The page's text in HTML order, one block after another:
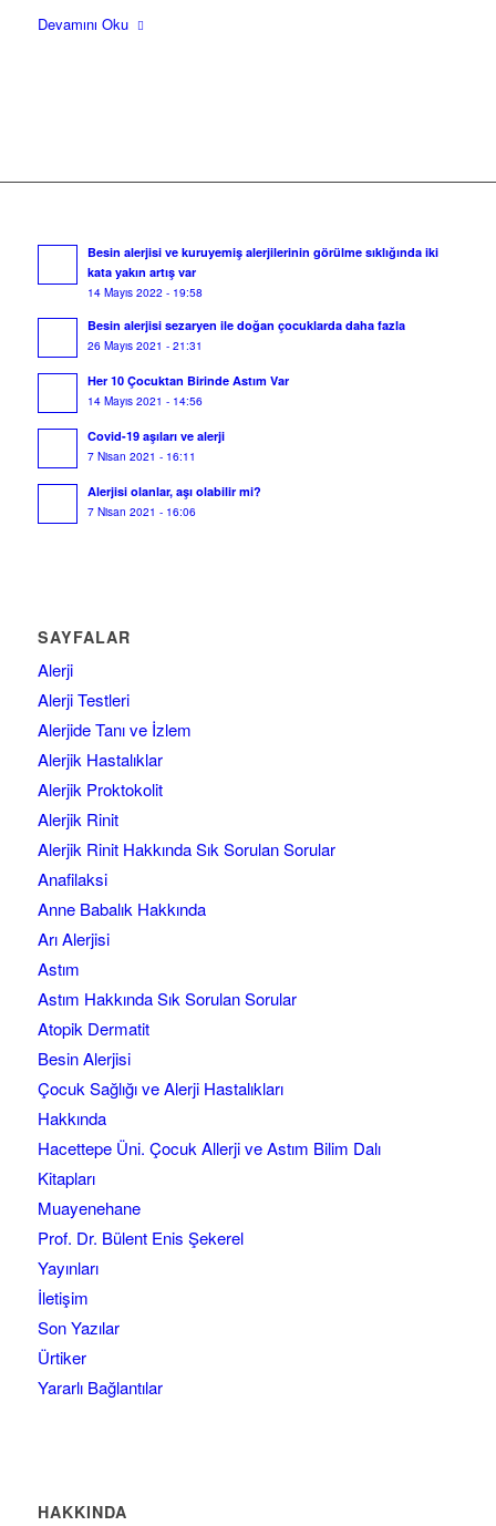
Devamını Oku
Besin alerjisi ve kuruyemiş alerjilerinin görülme sıklığında iki
kata yakın artış var
14 Mayıs 2022 - 19:58
Besin alerjisi sezaryen ile doğan çocuklarda daha fazla
26 Mayıs 2021 - 21:31
Her 10 Çocuktan Birinde Astım Var
14 Mayıs 2021 - 14:56
Covid-19 aşıları ve alerji
7 Nisan 2021 - 16:11
Alerjisi olanlar, aşı olabilir mi?
7 Nisan 2021 - 16:06
SAYFALAR
Alerji
Alerji Testleri
Alerjide Tanı ve İzlem
Alerjik Hastalıklar
Alerjik Proktokolit
Alerjik Rinit
Alerjik Rinit Hakkında Sık Sorulan Sorular
Anafilaksi
Anne Babalık Hakkında
Arı Alerjisi
Astım
Astım Hakkında Sık Sorulan Sorular
Atopik Dermatit
Besin Alerjisi
Çocuk Sağlığı ve Alerji Hastalıkları
Hakkında
Hacettepe Üni. Çocuk Allerji ve Astım Bilim Dalı
Kitapları
Muayenehane
Prof. Dr. Bülent Enis Şekerel
Yayınları
İletişim
Son Yazılar
Ürtiker
Yararlı Bağlantılar
HAKKINDA